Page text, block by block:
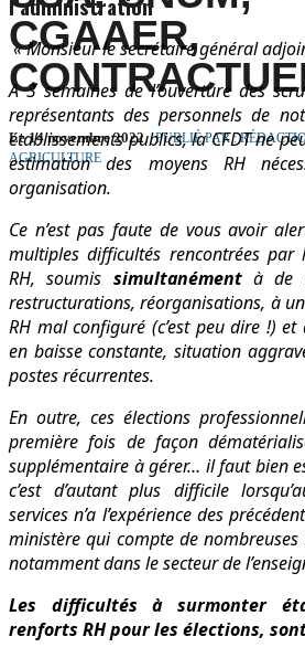
CGAAER,
Le 14 novembre 2022
PUBLIÉ PAR :
AGRICULTURE
« Monsieur le secrétaire général
A 3 semaines de l’ouverture des
représentants des personnels de
établissements publics, la CFDT ne
estimation des moyens RH
organisation.
Ce n’est pas faute de vous avoir
multiples difficultés rencontrées par
RH, soumis simultanémentà de
restructurations, réorganisations, à
RH mal configuré (c’est peu dire !)
en baisse constante, situation
postes récurrentes.
En outre, ces élections
première fois de façon
supplémentaire à gérer… il faut bien
c’est d’autant plus difficile
services n’a l’expérience des
ministère qui compte de
notamment dans le secteur de
Les difficultés à surmonter
renforts RH pour les élections,